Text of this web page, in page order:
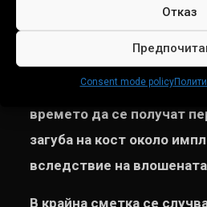
Отказ
Consent mode policy
предлагат лечение с
носят снемаема протеза.
създават реална
времето да се получат
загуба на кост около
вследствие на
В крайна сметка се